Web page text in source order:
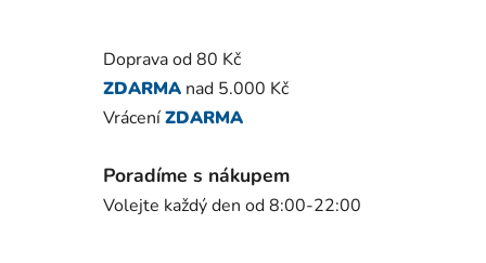
Doprava od 80 Kč
ZDARMA nad 5.000 Kč
VráceníZDARMA
Poradíme s nákupem
Volejte každý den od 8:00-22:00